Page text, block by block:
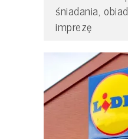
śniadania,
imprezę